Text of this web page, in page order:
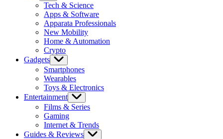
Tech & Science
Apps & Software
Apparata Professionals
New Mobility
Home & Automation
Crypto
Gadgets
Smartphones
Wearables
Toys & Electronics
Entertainment
Films & Series
Gaming
Internet & Trends
Guides & Reviews